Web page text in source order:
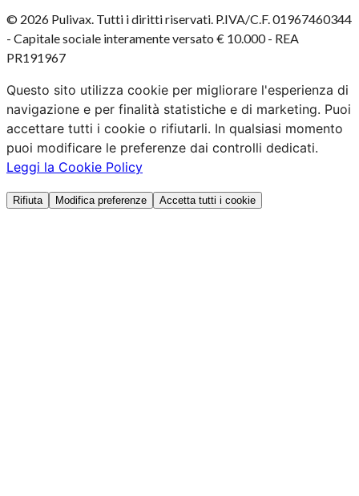
© 2026 Pulivax. Tutti i diritti riservati. P.IVA/C.F. 01967460344
- Capitale sociale interamente versato € 10.000 - REA
PR191967
Questo sito utilizza cookie per migliorare l'esperienza di
navigazione e per finalità statistiche e di marketing. Puoi
accettare tutti i cookie o rifiutarli. In qualsiasi momento
puoi modificare le preferenze dai controlli dedicati.
Leggi la Cookie Policy
Rifiuta Modifica preferenze Accetta tutti i cookie